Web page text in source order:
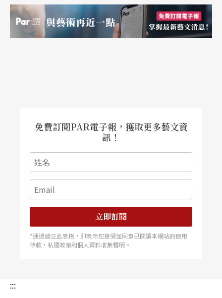
亞．李希特在此漂亮地寫下充滿人性矛盾與人生哲
理的新經典。
免費訂閱PAR電子報，獲取更多藝文資
訊！
立即訂閱
*通過遞交此表格，即表示您接受並同意已閱讀本網站的使用
條款，私隱政策和個人資料收集聲明。
:::